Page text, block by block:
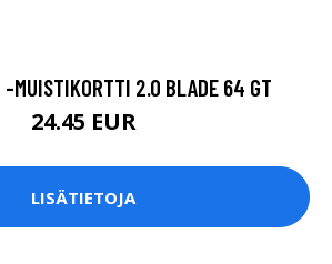
-MUISTIKORTTI 2.0 BLADE 64 GT
24.45 EUR
LISÄTIETOJA